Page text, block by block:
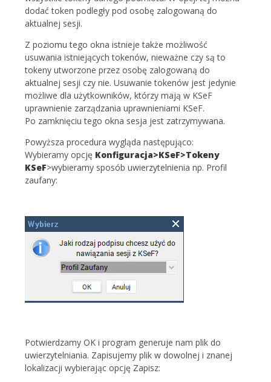
dodać token podległy pod osobę zalogowaną do
aktualnej sesji.
Z poziomu tego okna istnieje także możliwość
usuwania istniejących tokenów, nieważne czy są to
tokeny utworzone przez osobę zalogowaną do
aktualnej sesji czy nie. Usuwanie tokenów jest jedynie
możliwe dla użytkowników, którzy mają w KSeF
uprawnienie zarządzania uprawnieniami KSeF.
Po zamknięciu tego okna sesja jest zatrzymywana.
Powyższa procedura wygląda następująco:
Wybieramy opcję Konfiguracja>KSeF>Tokeny
KSeF>wybieramy sposób uwierzytelnienia np. Profil
zaufany:
Potwierdzamy OK i program generuje nam plik do
uwierzytelniania. Zapisujemy plik w dowolnej i znanej
lokalizacji wybierając opcję Zapisz: